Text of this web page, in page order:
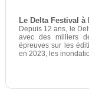
Le Delta Festival
Depuis 12 ans, le
avec des milliers
épreuves sur les
en 2023, les